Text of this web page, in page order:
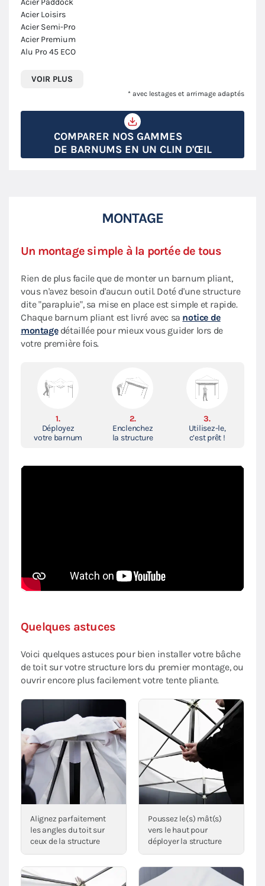
Acier Loisirs
Acier Semi-Pro
Acier Premium
Alu Pro 45 ECO
VOIR PLUS
* avec lestages et arrimage adaptés
COMPARER NOS GAMMES
DE BARNUMS EN UN CLIN D'ŒIL
MONTAGE
Un montage simple à la portée de tous
Rien de plus facile que de monter un barnum pliant,
vous n'avez besoin d'aucun outil. Doté d'une structure
dite "parapluie", sa mise en place est simple et rapide.
Chaque barnum pliant est livré avec sa notice de
montagedétaillée pour mieux vous guider lors de
votre première fois.
1.
Déployez
votre barnum
2.
Enclenchez
la structure
3.
Utilisez-le,
c’est prêt !
Quelques astuces
Voici quelques astuces pour bien installer votre bâche
de toit sur votre structure lors du premier montage, ou
ouvrir encore plus facilement votre tente pliante.
Alignez parfaitement
les angles du toit sur
ceux de la structure
Poussez le(s) mât(s)
vers le haut pour
déployer la structure